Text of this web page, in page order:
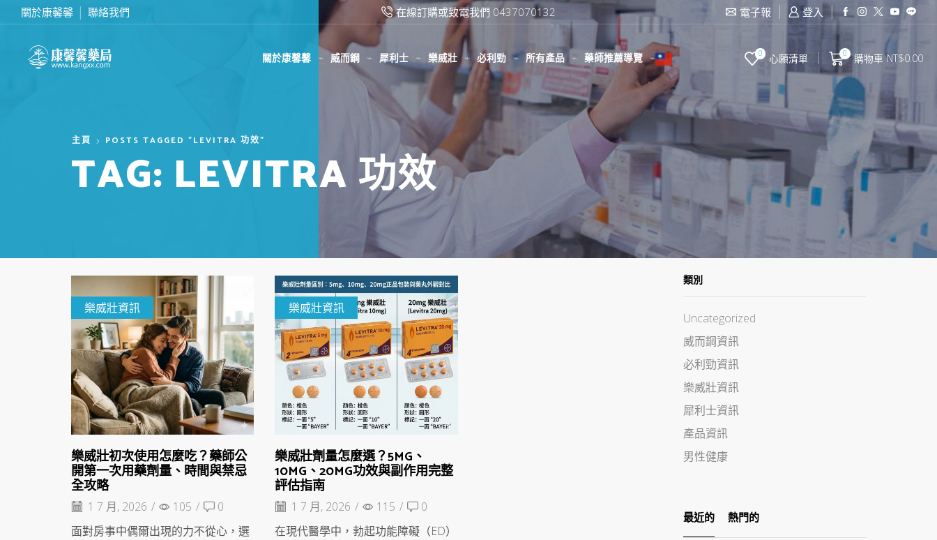
關於康馨馨 聯絡我們 在線訂購或致電我們 0437070132 滿2000台幣免運費
電子報 登入
關於康馨馨 威而鋼 犀利士 樂威壯 必利勁 所有產品 藥師推薦導覽 0 心願清單 0 購物車 NT$0.00
主頁 POSTS TAGGED "LEVITRA 功效"
TAG: LEVITRA 功效
樂威壯資訊
樂威壯初次使用怎麼吃？藥師公
開第一次用藥劑量、時間與禁忌
全攻略
1 7 月, 2026 / 105 /
0
面對房事中偶爾出現的力不從心，選
樂威壯資訊
樂威壯劑量怎麼選？5MG、
10MG、20MG功效與副作用完整
評估指南
1 7 月, 2026 / 115 /
0
在現代醫學中，勃起功能障礙（ED）
類別
Uncategorized
威而鋼資訊
必利勁資訊
樂威壯資訊
犀利士資訊
產品資訊
男性健康
最近的 熱門的